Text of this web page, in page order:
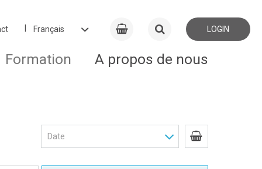
LOGIN
Formation A propos de nous